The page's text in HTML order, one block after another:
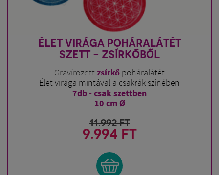
ÉLET VIRÁGA POHÁRALÁTÉT
SZETT - ZSÍRKŐBŐL
Gravírozott zsírkő poháralátét
Élet virága mintával a csakrák színében
7db - csak szettben
10 cm Ø
11.992FT
9.994 FT